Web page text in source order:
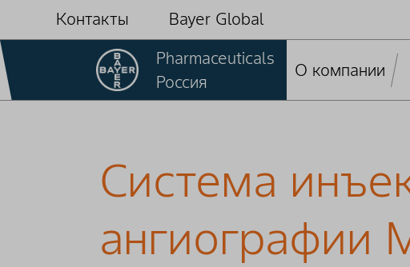
Контакты
Bayer Global
Pharmaceuticals
Россия
О компании
Система
ангиографии